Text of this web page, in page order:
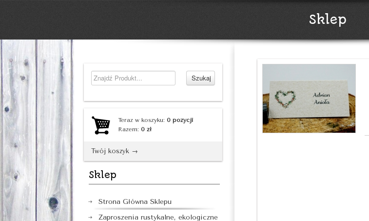
Sklep
Teraz w koszyku: 0 pozycji
Razem: 0 zł
Twój koszyk →
Sklep
Strona Główna Sklepu
Zaproszenia rustykalne, ekologiczne